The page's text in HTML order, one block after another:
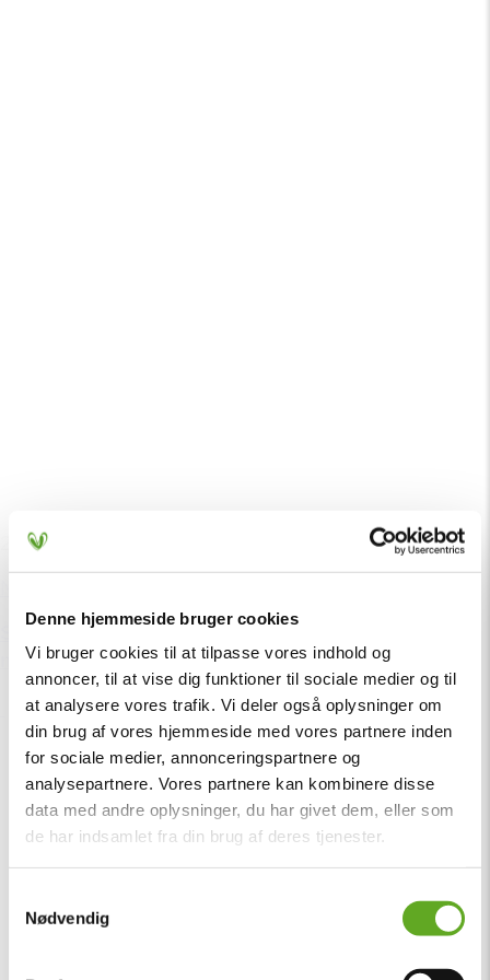
Denne hjemmeside bruger cookies
Vi bruger cookies til at tilpasse vores indhold og
annoncer, til at vise dig funktioner til sociale medier og til
at analysere vores trafik. Vi deler også oplysninger om
din brug af vores hjemmeside med vores partnere inden
for sociale medier, annonceringspartnere og
analysepartnere. Vores partnere kan kombinere disse
data med andre oplysninger, du har givet dem, eller som
de har indsamlet fra din brug af deres tjenester.
Nødvendig
23. juni
Sælg din billet sikkert – eller find den billet, du
mangler